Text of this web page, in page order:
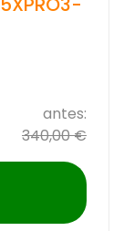
antes:
340,00 €